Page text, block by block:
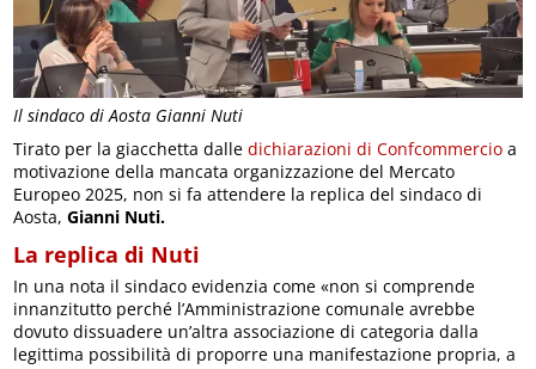
Il sindaco di Aosta Gianni Nuti
Tirato per la giacchetta dalledichiarazioni di Confcommercio a
motivazione della mancata organizzazione del Mercato
Europeo 2025, non si fa attendere la replica del sindaco di
Aosta,Gianni Nuti.
La replica di Nuti
In una nota il sindaco evidenzia come «non si comprende
innanzitutto perché l’Amministrazione comunale avrebbe
dovuto dissuadere un’altra associazione di categoria dalla
legittima possibilità di proporre una manifestazione propria, a